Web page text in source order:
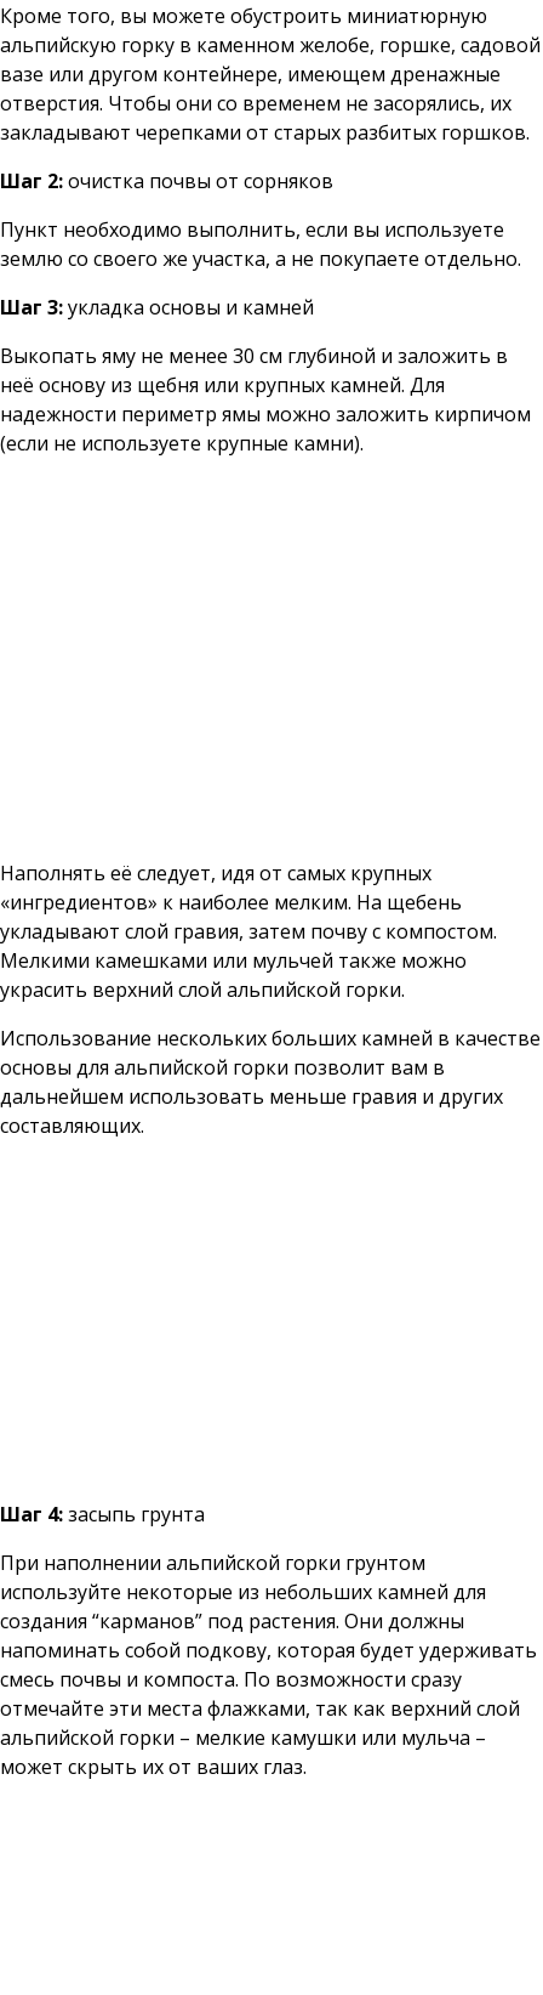
Кроме того, вы можете обустроить миниатюрную
альпийскую горку в каменном желобе, горшке, садовой
вазе или другом контейнере, имеющем дренажные
отверстия. Чтобы они со временем не засорялись, их
закладывают черепками от старых разбитых горшков.
Шаг 2:очистка почвы от сорняков
Пункт необходимо выполнить, если вы используете
землю со своего же участка, а не покупаете отдельно.
Шаг 3:укладка основы и камней
Выкопать яму не менее 30 см глубиной и заложить в
неё основу из щебня или крупных камней. Для
надежности периметр ямы можно заложить кирпичом
(если не используете крупные камни).
Наполнять её следует, идя от самых крупных
«ингредиентов» к наиболее мелким. На щебень
укладывают слой гравия, затем почву с компостом.
Мелкими камешками или мульчей также можно
украсить верхний слой альпийской горки.
Использование нескольких больших камней в качестве
основы для альпийской горки позволит вам в
дальнейшем использовать меньше гравия и других
составляющих.
Шаг 4:засыпь грунта
При наполнении альпийской горки грунтом
используйте некоторые из небольших камней для
создания “карманов” под растения. Они должны
напоминать собой подкову, которая будет удерживать
смесь почвы и компоста. По возможности сразу
отмечайте эти места флажками, так как верхний слой
альпийской горки – мелкие камушки или мульча –
может скрыть их от ваших глаз.